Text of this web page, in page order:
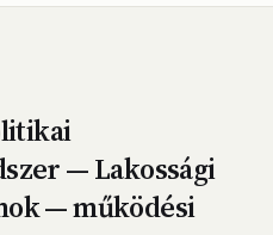
— Lakossági
— működési